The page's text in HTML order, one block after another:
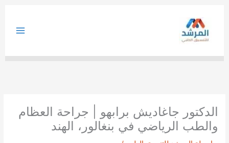
الدكتور جاغاديش برابهو | جراحة العظام
والطب الرياضي في بنغالور، الهند